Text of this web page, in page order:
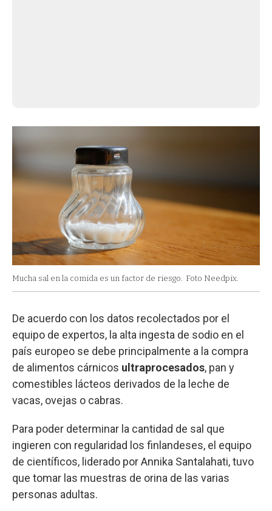
Mucha sal en la comida es un factor de riesgo. Foto Needpix.
De acuerdo con los datos recolectados por el
equipo de expertos, la alta ingesta de sodio en el
país europeo se debe principalmente a la compra
de alimentos cárnicos ultraprocesados, pan y
comestibles lácteos derivados de la leche de
vacas, ovejas o cabras.
Para poder determinar la cantidad de sal que
ingieren con regularidad los finlandeses, el equipo
de científicos, liderado por Annika Santalahati, tuvo
que tomar las muestras de orina de las varias
personas adultas.